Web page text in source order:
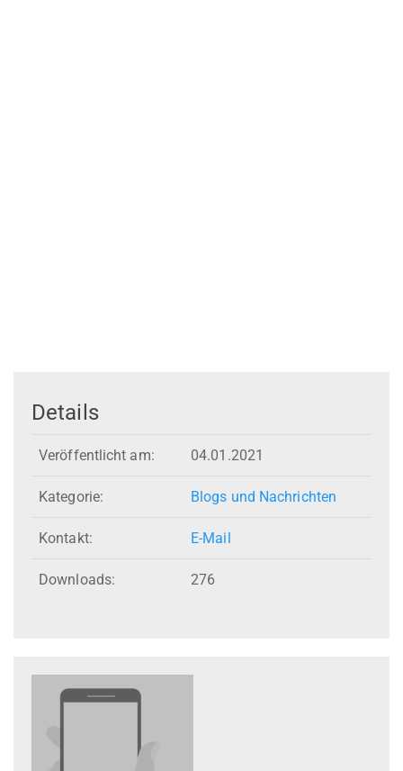
Details
Veröffentlicht am: 04.01.2021
Kategorie: Blogs und Nachrichten
Kontakt: E-Mail
Downloads: 276